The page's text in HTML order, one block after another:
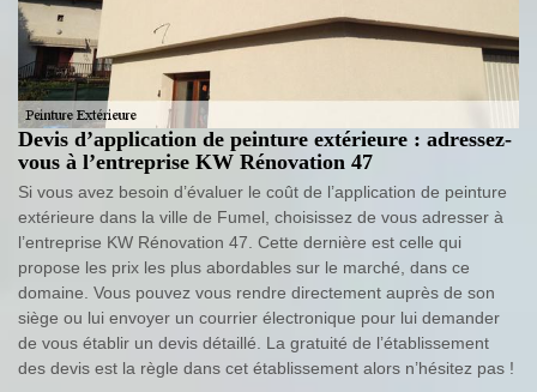
Devis d’application de peinture extérieure : adressez-
vous à l’entreprise KW Rénovation 47
Si vous avez besoin d’évaluer le coût de l’application de peinture
extérieure dans la ville de Fumel, choisissez de vous adresser à
l’entreprise KW Rénovation 47. Cette dernière est celle qui
propose les prix les plus abordables sur le marché, dans ce
domaine. Vous pouvez vous rendre directement auprès de son
siège ou lui envoyer un courrier électronique pour lui demander
de vous établir un devis détaillé. La gratuité de l’établissement
des devis est la règle dans cet établissement alors n’hésitez pas !